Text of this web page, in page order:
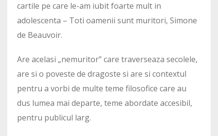
cartile pe care le-am iubit foarte mult in
adolescenta – Toti oamenii sunt muritori, Simone
de Beauvoir.
Are acelasi „nemuritor” care traverseaza secolele,
are si o poveste de dragoste si are si contextul
pentru a vorbi de multe teme filosofice care au
dus lumea mai departe, teme abordate accesibil,
pentru publicul larg.